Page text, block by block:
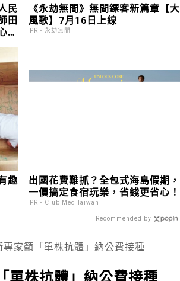
民
田
中
《永劫無間》無間鏢客新篇章【大
風歌】7月16日上線
PR・永劫無間
趣
出國花費難抓？全包式海島假期，
一價搞定食宿玩樂，省錢更省心！
PR・Club Med Taiwan
Recommended by
家籲「單株抗體」納公費接種
單株抗體」納公費接種